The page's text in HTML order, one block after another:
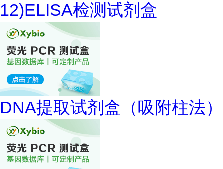
12)ELISA检测试剂盒
DNA提取试剂盒（吸附柱法）